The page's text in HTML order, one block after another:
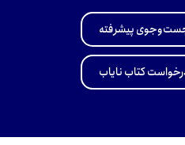
پیشرفته
کتاب نایاب